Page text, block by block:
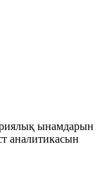
ынамдарын
аналитикасын